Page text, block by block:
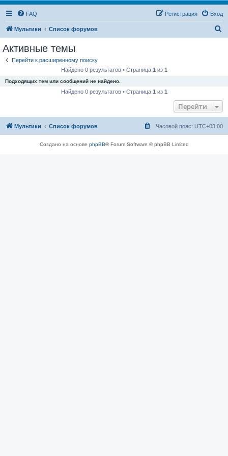
FAQ Вход
Регистрация
Мультики Список форумов
Активные темы
Перейти к расширенному поиску
Найдено 0 результатов • Страница 1 из 1
Подходящих тем или сообщений не найдено.
Найдено 0 результатов • Страница 1 из 1
Перейти
Мультики Список форумов Часовой пояс: UTC+03:00
Создано на основе phpBB® Forum Software © phpBB Limited